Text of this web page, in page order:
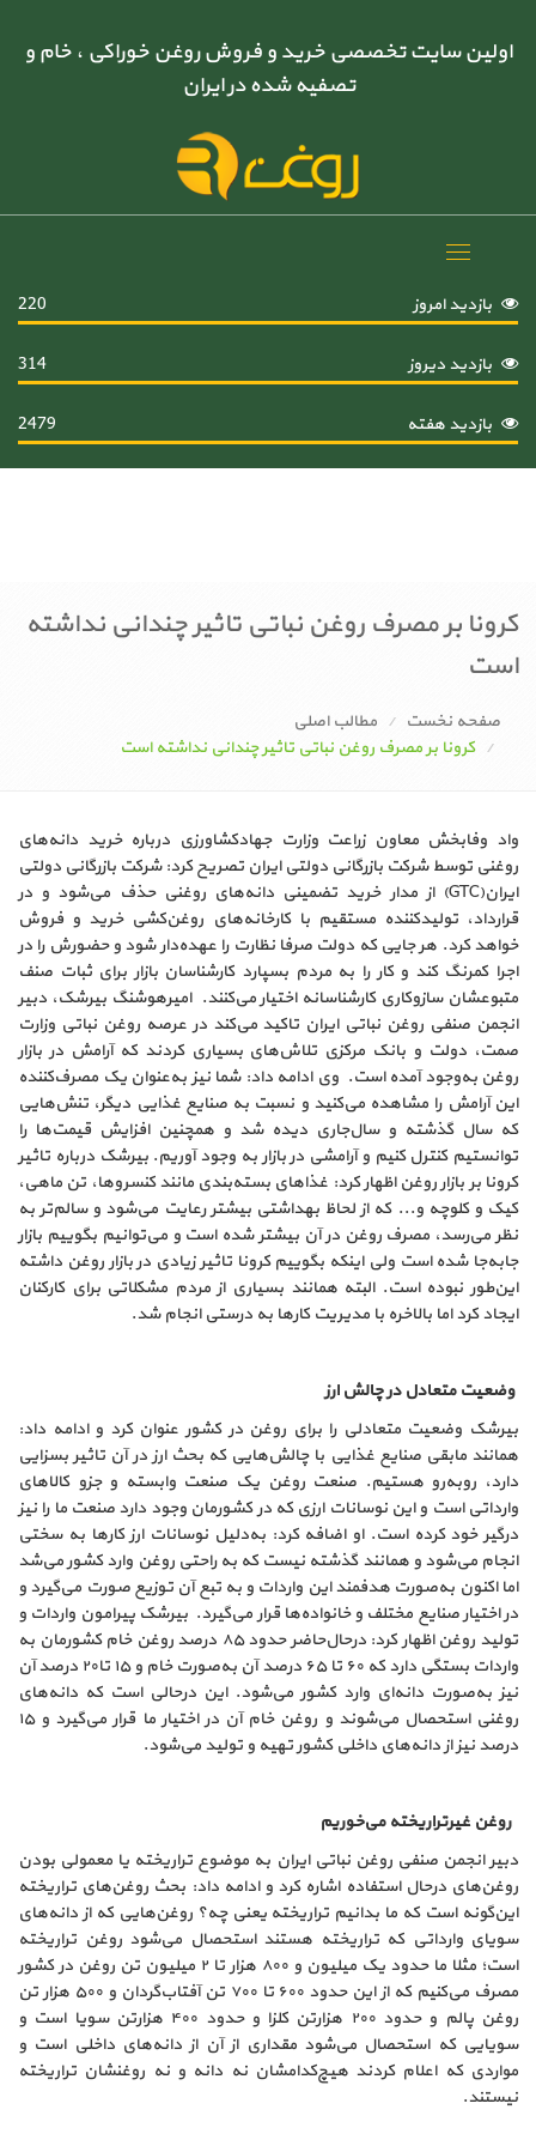
اولین سایت تخصصی خرید و فروش روغن خوراکی ، خام و
تصفیه شده در ایران
Toggle
بازدید امروز
220
بازدید دیروز 314
بازدید هفته 2479
کرونا بر مصرف روغن نباتی تاثیر چندانی نداشته
است
صفحه نخست
مطالب اصلی
کرونا بر مصرف روغن نباتی تاثیر چندانی نداشته است
واد وفابخش معاون زراعت وزارت جهادکشاورزی درباره خرید دانه‌های
روغنی توسط شرکت بازرگانی دولتی ایران تصریح کرد: شرکت بازرگانی دولتی
ایران(GTC) از مدار خرید تضمینی دانه‌های روغنی حذف می‌شود و در
قرارداد، تولیدکننده مستقیم با کارخانه‌های روغن‌کشی خرید و فروش
خواهد کرد. هر جایی که دولت صرفا نظارت را عهده‌دار شود و حضورش را در
اجرا کمرنگ کند و کار را به مردم بسپارد کارشناسان بازار برای ثبات صنف
متبوعشان سازوکاری کارشناسانه اختیار می‌کنند. امیرهوشنگ بیرشک، دبیر
انجمن صنفی روغن نباتی ایران تاکید می‌کند در عرصه روغن نباتی وزارت
صمت، دولت و بانک مرکزی تلاش‌های بسیاری کردند که آرامش در بازار
روغن به‌وجود آمده است. وی ادامه داد: شما نیز به‌عنوان یک مصرف‌کننده
این آرامش را مشاهده می‌کنید و نسبت به صنایع غذایی دیگر، تنش‌هایی
که سال گذشته و سال‌جاری دیده شد و همچنین افزایش قیمت‌ها را
توانستیم کنترل کنیم و آرامشی در بازار به وجود آوریم. بیرشک درباره تاثیر
کرونا بر بازار روغن اظهار کرد: غذاهای بسته‌بندی مانند کنسروها، تن ماهی،
کیک و کلوچه و... که از لحاظ بهداشتی بیشتر رعایت می‌شود و سالم‌تر به
نظر می‌رسد، مصرف روغن در آن بیشتر شده است و می‌توانیم بگوییم بازار
جابه‌جا شده است ولی اینکه بگوییم کرونا تاثیر زیادی در بازار روغن داشته
این‌طور نبوده است. البته همانند بسیاری از مردم مشکلاتی برای کارکنان
ایجاد کرد اما بالاخره با مدیریت کارها به درستی انجام شد.
وضعیت متعادل در چالش ارز
بیرشک وضعیت متعادلی را برای روغن در کشور عنوان کرد و ادامه داد:
همانند مابقی صنایع غذایی با چالش‌هایی که بحث ارز در آن تاثیر بسزایی
دارد، روبه‌رو هستیم. صنعت روغن یک صنعت وابسته و جزو کالاهای
وارداتی است و این نوسانات ارزی که در کشورمان وجود دارد صنعت ما را نیز
درگیر خود کرده است. او اضافه کرد: به‌دلیل نوسانات ارز کارها به سختی
انجام می‌شود و همانند گذشته نیست که به راحتی روغن وارد کشور می‌شد
اما اکنون به‌صورت هدفمند این واردات و به تبع آن توزیع صورت می‌گیرد و
در اختیار صنایع مختلف و خانواده‌ها قرار می‌گیرد. بیرشک پیرامون واردات و
تولید روغن اظهار کرد: درحال‌حاضر حدود ۸۵ درصد روغن خام کشورمان به
واردات بستگی دارد که ۶۰ تا ۶۵ درصد آن به‌صورت خام و ۱۵ تا۲۰ درصد آن
نیز به‌صورت دانه‌ای وارد کشور می‌شود. این درحالی است که دانه‌های
روغنی استحصال می‌شوند و روغن خام آن در اختیار ما قرار می‌گیرد و ۱۵
درصد نیز از دانه‌های داخلی کشور تهیه و تولید می‌شود.
روغن غیرتراریخته می‌خوریم
دبیر انجمن صنفی روغن نباتی ایران به موضوع تراریخته یا معمولی بودن
روغن‌های درحال استفاده اشاره کرد و ادامه داد: بحث روغن‌های تراریخته
این‌گونه است که ما بدانیم تراریخته یعنی چه؟ روغن‌هایی که از دانه‌های
سویای وارداتی که تراریخته هستند استحصال می‌شود روغن تراریخته
است؛ مثلا ما حدود یک میلیون و ۸۰۰ هزار تا ۲ میلیون تن روغن در کشور
مصرف می‌کنیم که از این حدود ۶۰۰ تا ۷۰۰ تن آفتاب‌گردان و ۵۰۰ هزار تن
روغن پالم و حدود ۲۰۰ هزارتن کلزا و حدود ۴۰۰ هزارتن سویا است و
سویایی که استحصال می‌شود مقداری از آن از دانه‌های داخلی است و
مواردی که اعلام کردند هیچ‌کدامشان نه دانه و نه روغنشان تراریخته
نیستند.